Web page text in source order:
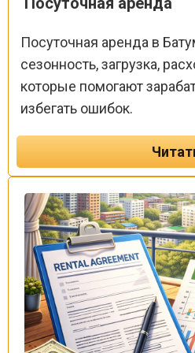
Посуточная аренда в
сезонность, загрузка,
которые помогают
избегать ошибок.